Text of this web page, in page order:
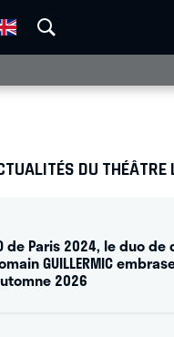
DU THÉÂTRE
de Paris 2024, le duo de
GUILLERMIC
2026